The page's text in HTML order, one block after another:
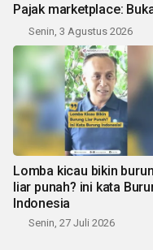
Pajak marketplace:
Senin, 3 Agustus 2026
Lomba kicau bikin
liar punah? ini kata
Indonesia
Senin, 27 Juli 2026